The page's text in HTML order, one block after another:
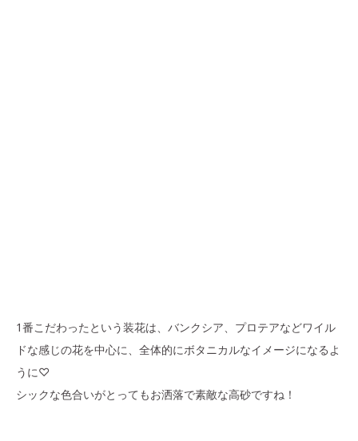
1番こだわったという装花は、バンクシア、プロテアなどワイル
ドな感じの花を中心に、全体的にボタニカルなイメージになるよ
うに♡
シックな色合いがとってもお洒落で素敵な高砂ですね！